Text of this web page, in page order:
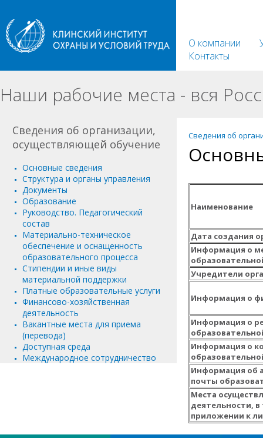
О компании
Контакты
Наши рабочие места - вся
Сведения об организации,
осуществляющей обучение
Основные сведения
Структура и органы управления
Документы
Образование
Руководство. Педагогический
состав
Материально-техническое
обеспечение и оснащенность
образовательного процесса
Стипендии и иные виды
материальной поддержки
Платные образовательные услуги
Финансово-хозяйственная
деятельность
Вакантные места для приема
(перевода)
Доступная среда
Международное сотрудничество
Сведения об
Наименование
Дата создания
Информация о
Учредители
Информация о
Информация о
Информация о
Информация об
почты
Места
деятельности,
приложении к